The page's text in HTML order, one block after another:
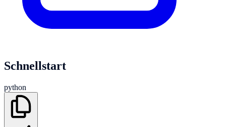
Schnellstart
python